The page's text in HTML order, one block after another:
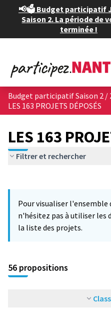
📢🗳️ Budget participatif
Saison 2. La période de
terminée !
Budget participatif Saison 2 /
LES 163 PROJETS DÉPOSÉS
LES 163
Filtrer et rechercher
−
Pour visualiser l'ensemble
n'hésitez pas à utiliser les
la liste des projets.
56 propositions